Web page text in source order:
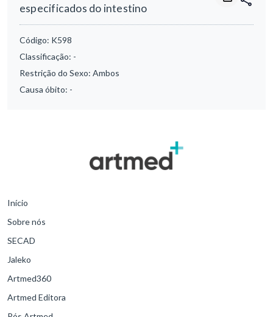
especificados do intestino
Código: K598
Classificação: -
Restrição do Sexo: Ambos
Causa óbito: -
Início
Sobre nós
SECAD
Jaleko
Artmed360
Artmed Editora